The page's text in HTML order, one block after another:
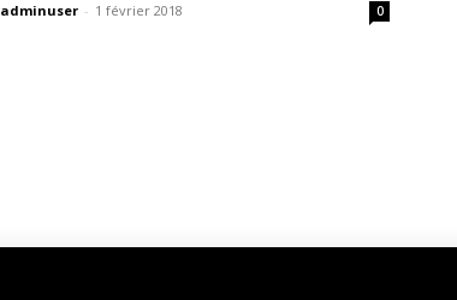
adminuser - 1 février 2018 0